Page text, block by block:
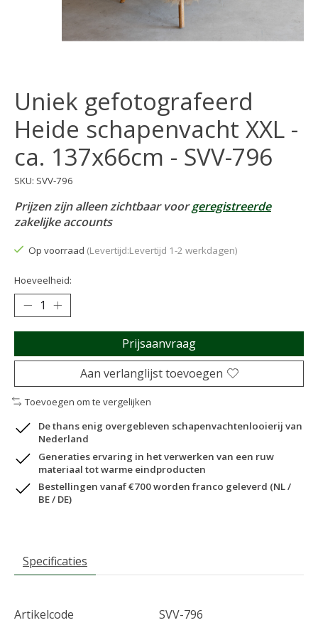
Uniek gefotografeerd
Heide schapenvacht XXL -
ca. 137x66cm - SVV-796
SKU: SVV-796
Prijzen zijn alleen zichtbaar voorgeregistreerde
zakelijke accounts
Op voorraad (Levertijd:Levertijd 1-2 werkdagen)
Hoeveelheid:
Prijsaanvraag
Aan verlanglijst toevoegen
Toevoegen om te vergelijken
De thans enig overgebleven schapenvachtenlooierij van
Nederland
Generaties ervaring in het verwerken van een ruw
materiaal tot warme eindproducten
Bestellingen vanaf €700 worden franco geleverd (NL /
BE / DE)
Specificaties
Artikelcode SVV-796